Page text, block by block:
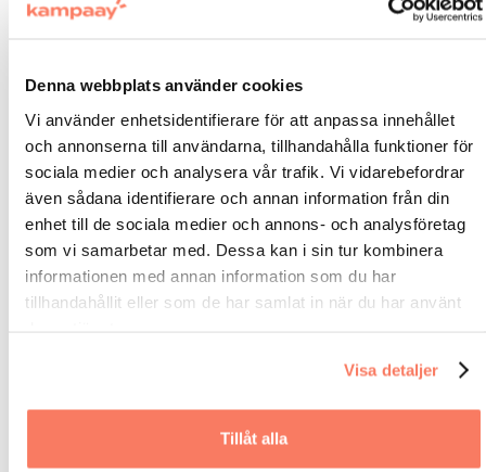
Denna webbplats använder cookies
Vi använder enhetsidentifierare för att anpassa innehållet
och annonserna till användarna, tillhandahålla funktioner för
sociala medier och analysera vår trafik. Vi vidarebefordrar
även sådana identifierare och annan information från din
enhet till de sociala medier och annons- och analysföretag
som vi samarbetar med. Dessa kan i sin tur kombinera
informationen med annan information som du har
tillhandahållit eller som de har samlat in när du har använt
Visa detaljer
Tillåt alla
För allt annat, en enda plats där team kan
välja om de vill flytta självständigt på
förgodkända format eller begära stöd från
våra experter.
Detta är lite text inuti ett div-block.
Varje händelse flödar in i en enda
instrumentpanel. Få aggregerade rapporter,
04